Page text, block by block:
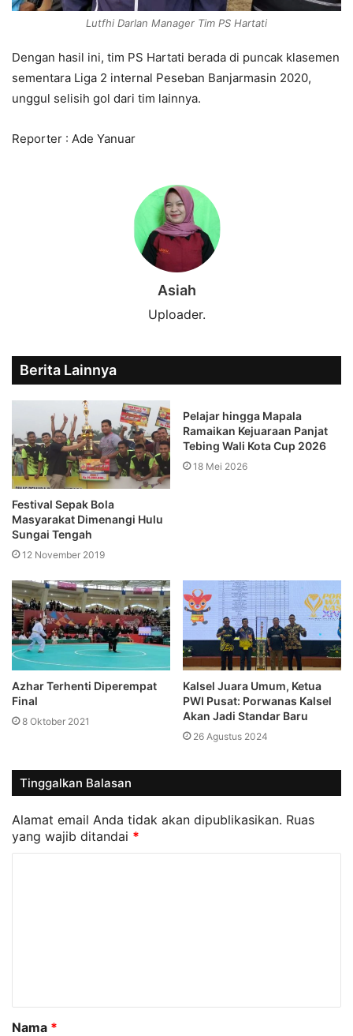
Lutfhi Darlan Manager Tim PS Hartati
Dengan hasil ini, tim PS Hartati berada di puncak klasemen
sementara Liga 2 internal Peseban Banjarmasin 2020,
unggul selisih gol dari tim lainnya.
Reporter : Ade Yanuar
Asiah
Uploader.
Berita Lainnya
Festival Sepak Bola
Masyarakat Dimenangi Hulu
Sungai Tengah
12 November 2019
Pelajar hingga Mapala
Ramaikan Kejuaraan Panjat
Tebing Wali Kota Cup 2026
18 Mei 2026
Azhar Terhenti Diperempat
Final
8 Oktober 2021
Kalsel Juara Umum, Ketua
PWI Pusat: Porwanas Kalsel
Akan Jadi Standar Baru
26 Agustus 2024
Tinggalkan Balasan
Alamat email Anda tidak akan dipublikasikan. Ruas
yang wajib ditandai *
a
r
Nama *